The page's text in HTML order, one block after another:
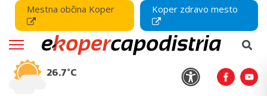
Mestna občina Koper Koper zdravo mesto
26.7°C